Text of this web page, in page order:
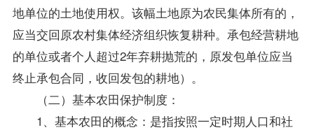
地单位的土地使用权。该幅土地原为农民集体所有的，
应当交回原农村集体经济组织恢复耕种。承包经营耕地
的单位或者个人超过2年弃耕抛荒的，原发包单位应当
终止承包合同，收回发包的耕地）。
（二）基本农田保护制度：
1、基本农田的概念：是指按照一定时期人口和社